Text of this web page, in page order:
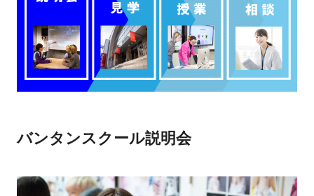
バンタンスクール説明会